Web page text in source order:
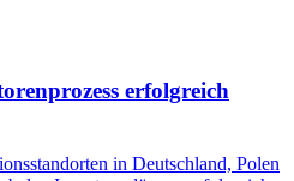
erfolgreich
in Deutschland, Polen